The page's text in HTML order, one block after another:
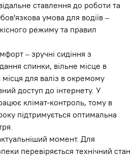
ставлення до роботи та
умова для водіїв –
режиму та правил
– зручні сидіння з
спинки, вільне місце в
місця для валіз в окремому
доступ до інтернету. У
клімат-контроль, тому в
підтримується оптимальна
момент. Для
перевіряється технічний стан